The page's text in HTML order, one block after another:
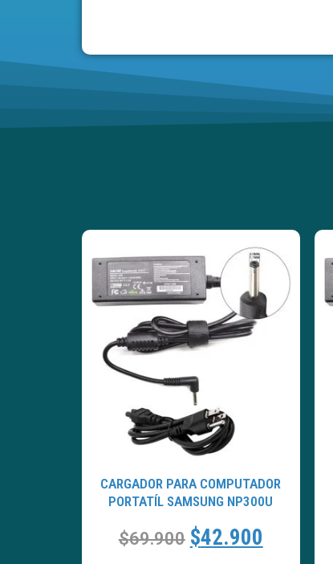
CARGADOR PARA COMPUTADOR
PORTATÍL SAMSUNG NP300U
$69.900 $42.900